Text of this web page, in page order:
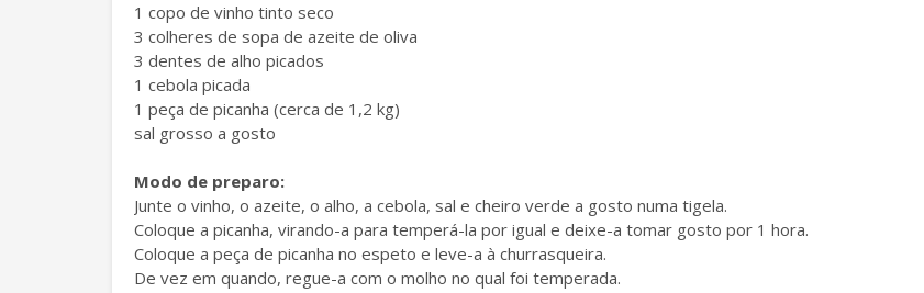
1 copo de vinho tinto seco
3 colheres de sopa de azeite de oliva
3 dentes de alho picados
1 cebola picada
1 peça de picanha (cerca de 1,2 kg)
sal grosso a gosto
Modo de preparo:
Junte o vinho, o azeite, o alho, a cebola, sal e cheiro verde a gosto numa tigela.
Coloque a picanha, virando-a para temperá-la por igual e deixe-a tomar gosto por 1 hora.
Coloque a peça de picanha no espeto e leve-a à churrasqueira.
De vez em quando, regue-a com o molho no qual foi temperada.